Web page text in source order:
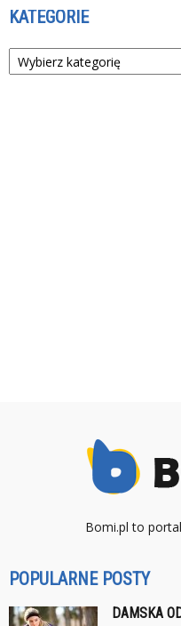
KATEGORIE
Kategorie
Bomi.pl to
POPULARNE POSTY
DAMSKA